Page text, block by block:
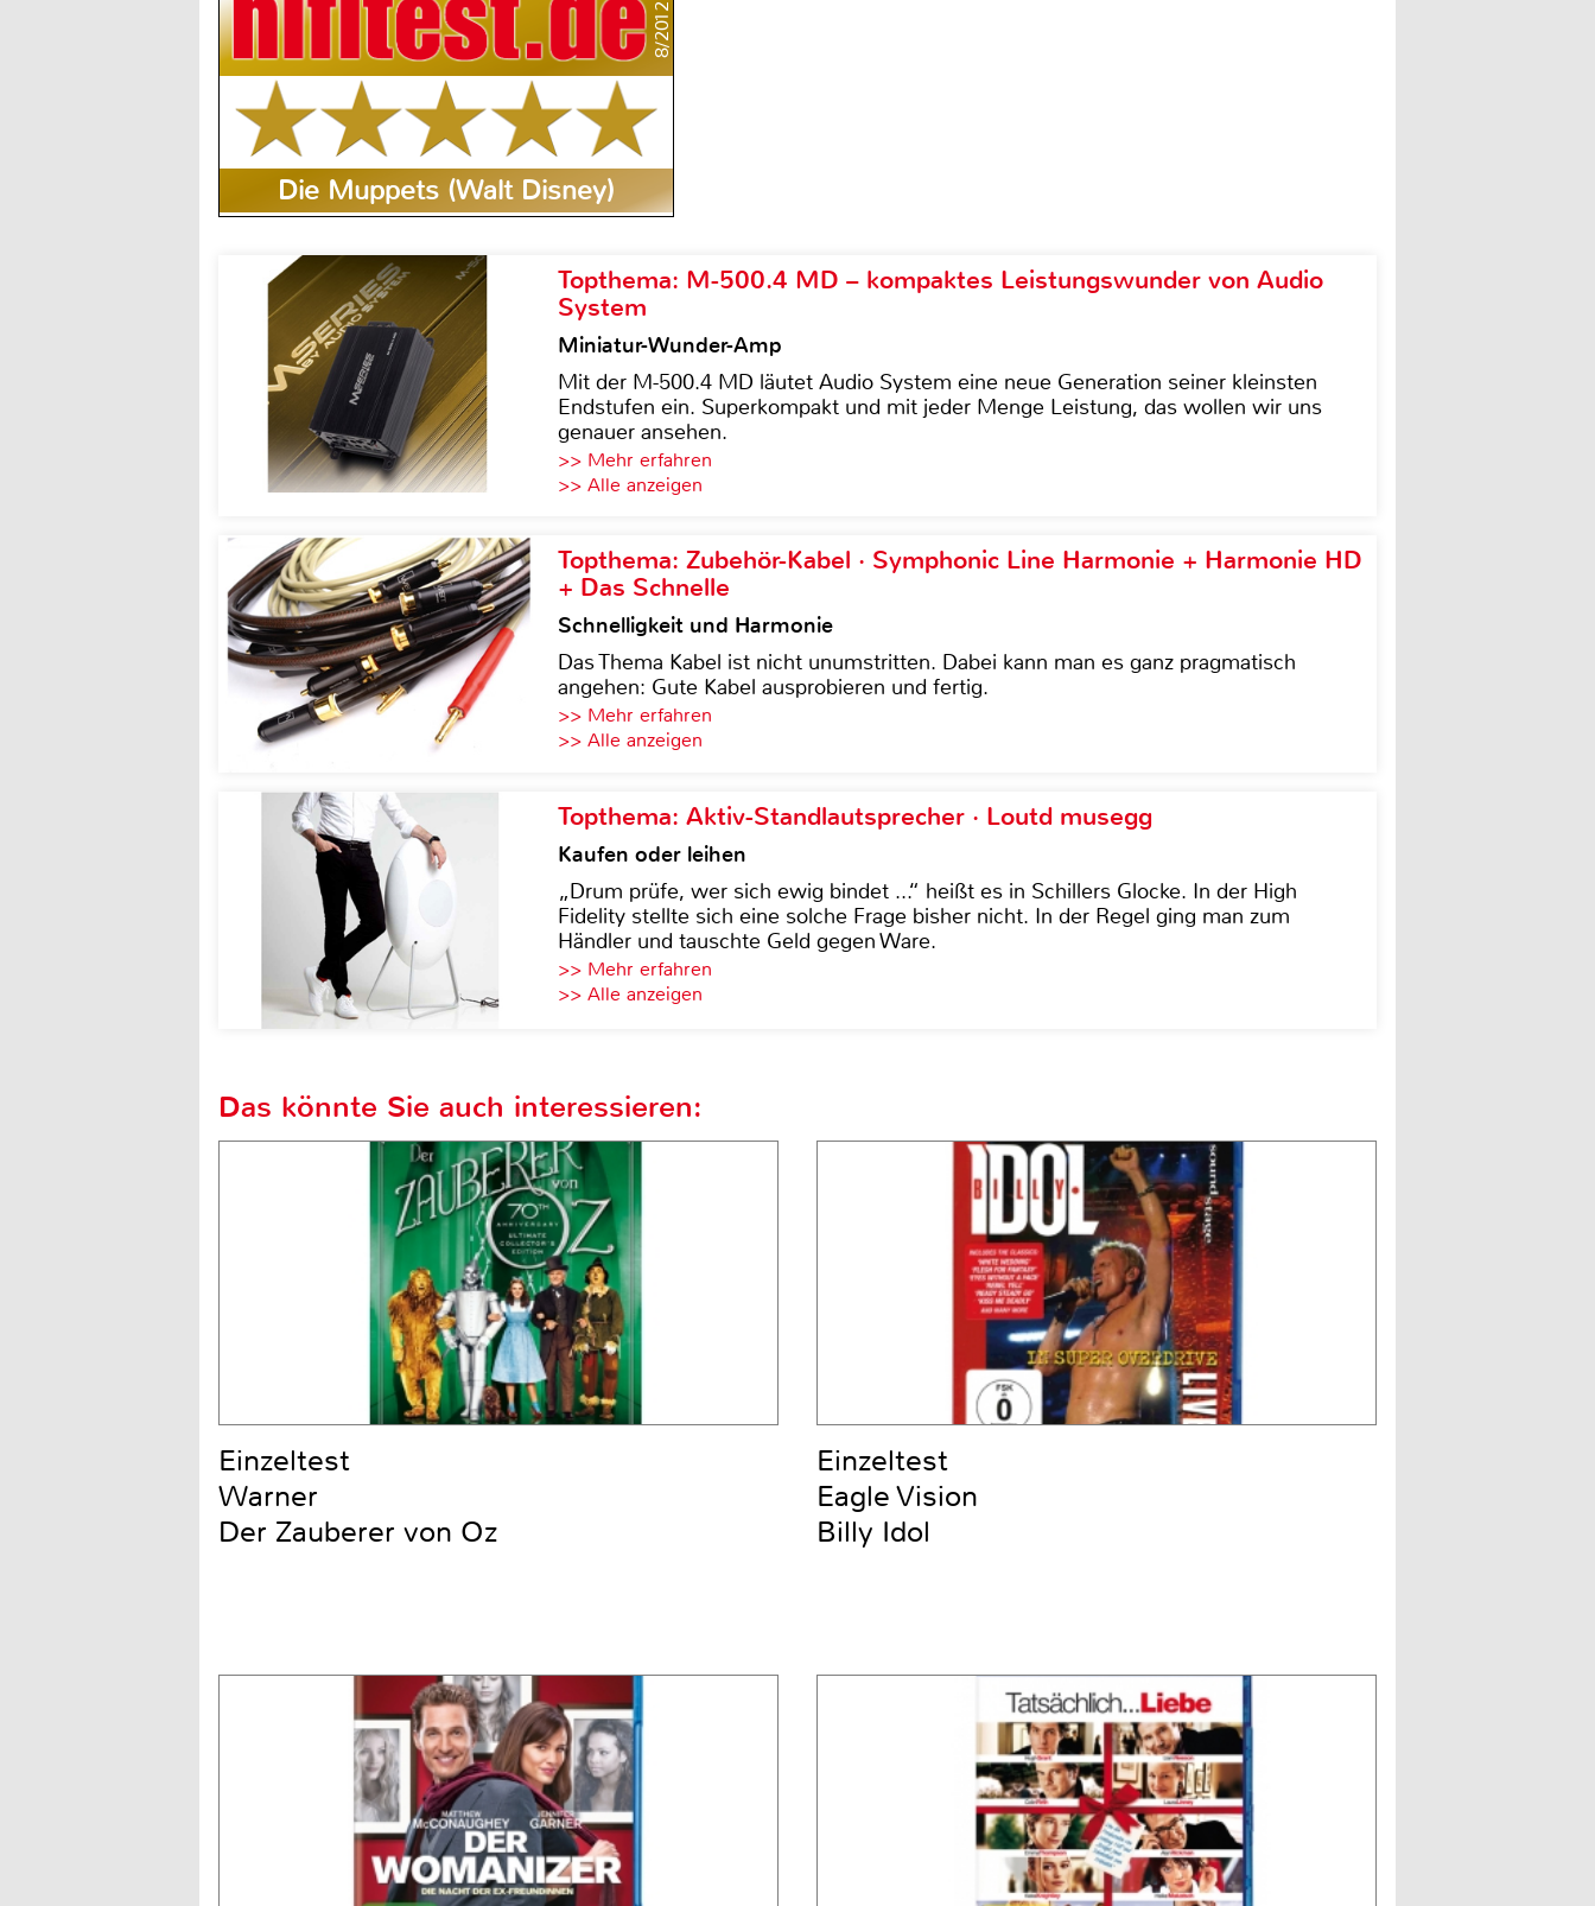
8/2012
Die Muppets (Walt Disney)
Topthema: M-500.4 MD – kompaktes Leistungswunder von Audio
System
Miniatur-Wunder-Amp
Mit der M-500.4 MD läutet Audio System eine neue Generation seiner kleinsten
Endstufen ein. Superkompakt und mit jeder Menge Leistung, das wollen wir uns
genauer ansehen.
>> Mehr erfahren
>> Alle anzeigen
Topthema: Zubehör-Kabel · Symphonic Line Harmonie + Harmonie HD
+ Das Schnelle
Schnelligkeit und Harmonie
Das Thema Kabel ist nicht unumstritten. Dabei kann man es ganz pragmatisch
angehen: Gute Kabel ausprobieren und fertig.
>> Mehr erfahren
>> Alle anzeigen
Topthema: Aktiv-Standlautsprecher · Loutd musegg
Kaufen oder leihen
„Drum prüfe, wer sich ewig bindet ...“ heißt es in Schillers Glocke. In der High
Fidelity stellte sich eine solche Frage bisher nicht. In der Regel ging man zum
Händler und tauschte Geld gegen Ware.
>> Mehr erfahren
>> Alle anzeigen
Das könnte Sie auch interessieren:
Einzeltest
Warner
Der Zauberer von Oz
Einzeltest
Eagle Vision
Billy Idol